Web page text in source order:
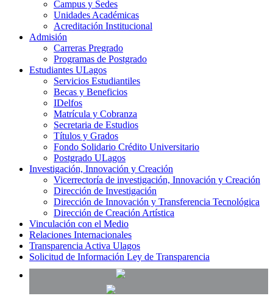
Campus y Sedes
Unidades Académicas
Acreditación Institucional
Admisión
Carreras Pregrado
Programas de Postgrado
Estudiantes ULagos
Servicios Estudiantiles
Becas y Beneficios
IDelfos
Matrícula y Cobranza
Secretaria de Estudios
Títulos y Grados
Fondo Solidario Crédito Universitario
Postgrado ULagos
Investigación, Innovación y Creación
Vicerrectoría de investigación, Innovación y Creación
Dirección de Investigación
Dirección de Innovación y Transferencia Tecnológica
Dirección de Creación Artística
Vinculación con el Medio
Relaciones Internacionales
Transparencia Activa Ulagos
Solicitud de Información Ley de Transparencia